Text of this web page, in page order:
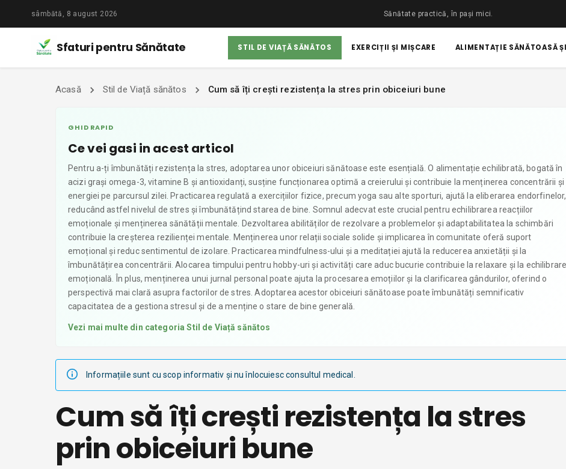
sâmbătă, 8 august 2026 Sănătate practică, în pași mici.
Sfaturi pentru Sănătate STIL DE VIAȚĂ SĂNĂTOS EXERCIȚII ȘI MIȘCARE ALIMENTAȚIE SĂNĂTOASĂ
Acasă Stil de Viață sănătos Cum să îți crești rezistența la stres prin obiceiuri bune
GHID RAPID
Ce vei gasi in acest articol
Pentru a-ți îmbunătăți rezistența la stres, adoptarea unor obiceiuri sănătoase este esențială. O alimentație echilibrată, bogată în
acizi grași omega-3, vitamine B și antioxidanți, susține funcționarea optimă a creierului și contribuie la menținerea concentrării și
energiei pe parcursul zilei. Practicarea regulată a exercițiilor fizice, precum yoga sau alte sporturi, ajută la eliberarea endorfinelor,
reducând astfel nivelul de stres și îmbunătățind starea de bine. Somnul adecvat este crucial pentru echilibrarea reacțiilor
emoționale și menținerea sănătății mentale. Dezvoltarea abilităților de rezolvare a problemelor și adaptabilitatea la schimbări
contribuie la creșterea rezilienței mentale. Menținerea unor relații sociale solide și implicarea în comunitate oferă suport
emoțional și reduc sentimentul de izolare. Practicarea mindfulness-ului și a meditației ajută la reducerea anxietății și la
îmbunătățirea concentrării. Alocarea timpului pentru hobby-uri și activități care aduc bucurie contribuie la relaxare și la
emoțională. În plus, menținerea unui jurnal personal poate ajuta la procesarea emoțiilor și la clarificarea gândurilor, oferind o
perspectivă mai clară asupra factorilor de stres. Adoptarea acestor obiceiuri sănătoase poate îmbunătăți semnificativ
capacitatea de a gestiona stresul și de a menține o stare de bine generală.
Vezi mai multe din categoriaStil de Viață sănătos
Informațiile sunt cu scop informativ și nu înlocuiesc consultul medical.
Cum să îți crești rezistența la stres
prin obiceiuri bune